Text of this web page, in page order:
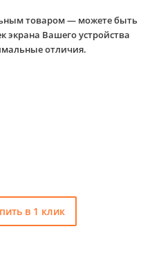
товаром — можете быть
экрана Вашего устройства
отличия.
в 1 клик